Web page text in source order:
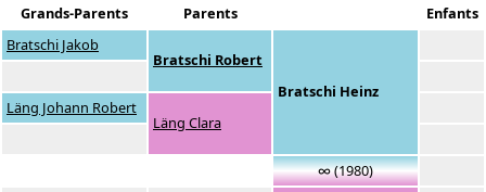
Grands-Parents Parents
Enfants
Bratschi Jakob
Bratschi Robert
Bratschi Heinz
Läng Johann Robert
Läng Clara
∞ (1980)